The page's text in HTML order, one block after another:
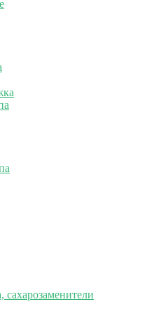
сахарозаменители